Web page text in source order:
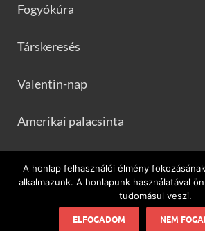
Fogyókúra
Társkeresés
Valentin-nap
Amerikai palacsinta
A honlap felhasználói élmény
alkalmazunk. A honlapunk használatával
tudomásul veszi.
ELFOGADOM NEM